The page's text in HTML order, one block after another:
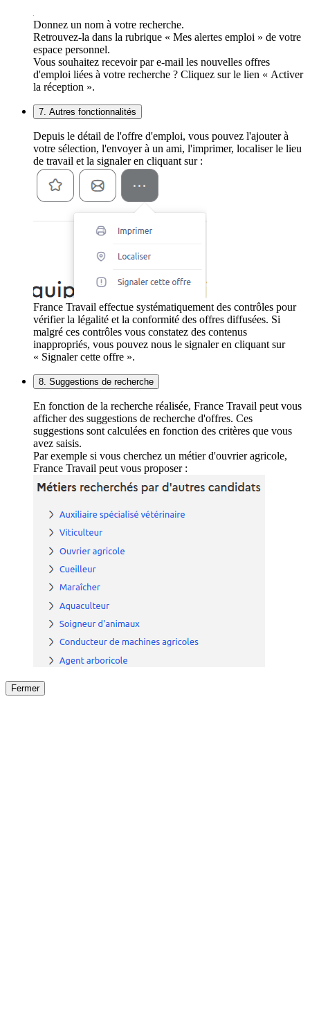
Donnez un nom à votre recherche.
Retrouvez-la dans la rubrique « Mes alertes emploi » de votre
espace personnel.
Vous souhaitez recevoir par e-mail les nouvelles offres
d'emploi liées à votre recherche ? Cliquez sur le lien « Activer
la réception ».
7. Autres fonctionnalités
Depuis le détail de l'offre d'emploi, vous pouvez l'ajouter à
votre sélection, l'envoyer à un ami, l'imprimer, localiser le lieu
de travail et la signaler en cliquant sur :
France Travail effectue systématiquement des contrôles pour
vérifier la légalité et la conformité des offres diffusées. Si
malgré ces contrôles vous constatez des contenus
inappropriés, vous pouvez nous le signaler en cliquant sur
« Signaler cette offre ».
8. Suggestions de recherche
En fonction de la recherche réalisée, France Travail peut vous
afficher des suggestions de recherche d'offres. Ces
suggestions sont calculées en fonction des critères que vous
avez saisis.
Par exemple si vous cherchez un métier d'ouvrier agricole,
France Travail peut vous proposer :
Fermer